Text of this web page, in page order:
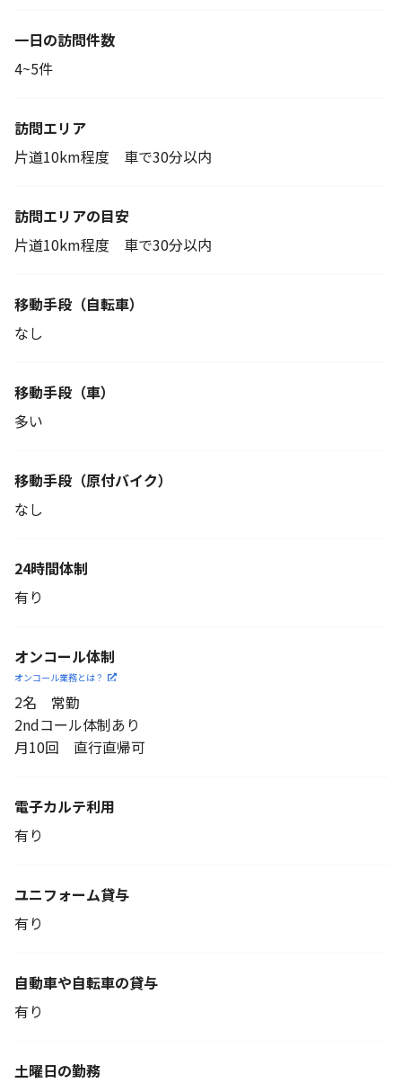
一日の訪問件数
4~5件
訪問エリア
片道10km程度 車で30分以内
訪問エリアの目安
片道10km程度 車で30分以内
移動手段 （自転車）
なし
移動手段（車）
多い
移動手段 （原付バイク）
なし
24時間体制
有り
オンコール体制
オンコール業務とは？
2名 常勤
2ndコール体制あり
月10回 直行直帰可
電子カルテ利用
有り
ユニフォーム貸与
有り
自動車や自転車の貸与
有り
土曜日の勤務